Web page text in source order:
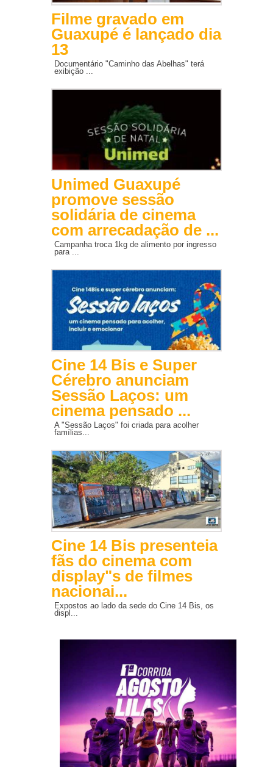
Filme gravado em
Guaxupé é lançado dia
13
Documentário "Caminho das Abelhas" terá
exibição ...
Unimed Guaxupé
promove sessão
solidária de cinema
com arrecadação de ...
Campanha troca 1kg de alimento por ingresso
para ...
Cine 14 Bis e Super
Cérebro anunciam
Sessão Laços: um
cinema pensado ...
A "Sessão Laços" foi criada para acolher
famílias...
Cine 14 Bis presenteia
fãs do cinema com
display"s de filmes
nacionai...
Expostos ao lado da sede do Cine 14 Bis, os
displ...